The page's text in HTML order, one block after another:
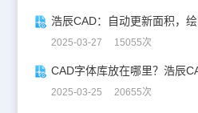
浩辰CAD：自动更新面积，绘
2025-03-27 15055次
CAD字体库放在哪里？浩辰
2025-03-25 20655次